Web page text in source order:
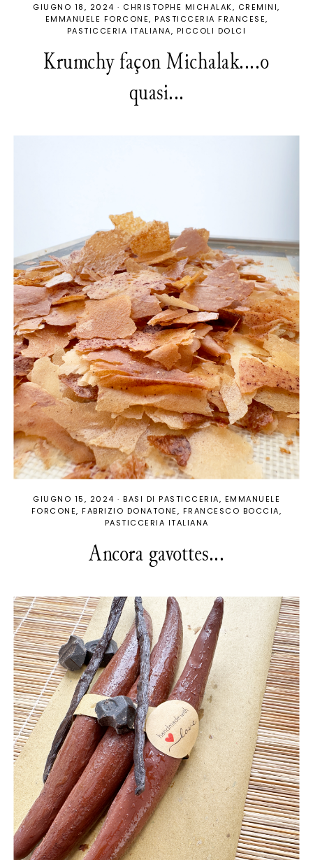
GIUGNO 18, 2024 · CHRISTOPHE MICHALAK
CREMINI
EMMANUELE FORCONE
PASTICCERIA FRANCESE
PASTICCERIA ITALIANA
PICCOLI DOLCI
Krumchy façon Michalak....o
quasi...
GIUGNO 15, 2024 · BASI DI PASTICCERIA
EMMANUELE
FORCONE FABRIZIO DONATONE
FRANCESCO BOCCIA
PASTICCERIA ITALIANA
Ancora gavottes...